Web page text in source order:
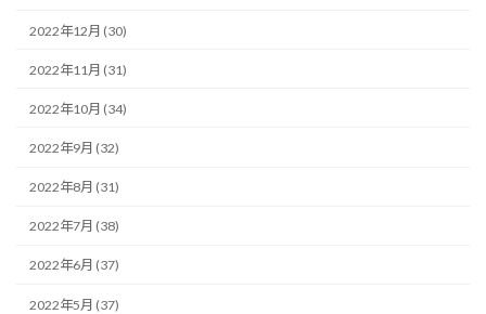
2022年12月 (30)
2022年11月 (31)
2022年10月 (34)
2022年9月 (32)
2022年8月 (31)
2022年7月 (38)
2022年6月 (37)
2022年5月 (37)